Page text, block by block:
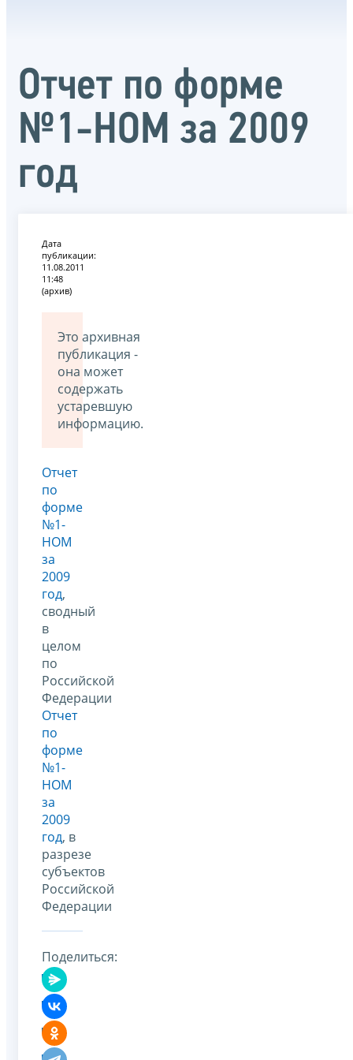
Отчет по форме
№1-НОМ за 2009
год
Дата
публикации:
11.08.2011
11:48
(архив)
Это архивная
публикация -
она может
содержать
устаревшую
информацию.
Отчет
по
форме
№1-
НОМ
за
2009
год,
сводный
в
целом
по
Российской
Федерации
Отчет
по
форме
№1-
НОМ
за
2009
год, в
разрезе
субъектов
Российской
Федерации
Поделиться: